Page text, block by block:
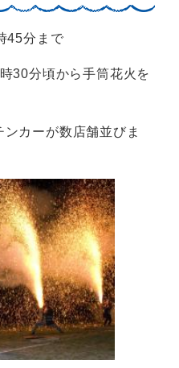
45分まで
30分頃から手筒花火を
カーが数店舗並びま